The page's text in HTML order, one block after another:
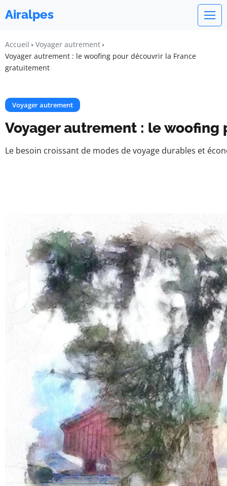
Airalpes
Accueil
Voyager autrement
Voyager autrement : le woofing pour découvrir la France
gratuitement​
Voyager autrement
Voyager autrement : le
Le besoin croissant de modes de voyage durables et